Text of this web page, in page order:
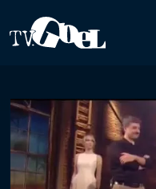
70 volte 7